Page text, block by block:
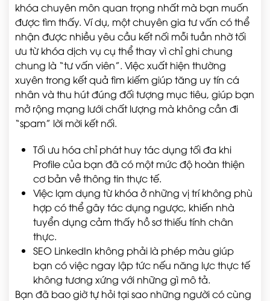
khóa chuyên môn quan trọng nhất mà bạn muốn
được tìm thấy. Ví dụ, một chuyên gia tư vấn có thể
nhận được nhiều yêu cầu kết nối mỗi tuần nhờ tối
ưu từ khóa dịch vụ cụ thể thay vì chỉ ghi chung
chung là “tư vấn viên”. Việc xuất hiện thường
xuyên trong kết quả tìm kiếm giúp tăng uy tín cá
nhân và thu hút đúng đối tượng mục tiêu, giúp bạn
mở rộng mạng lưới chất lượng mà không cần đi
“spam” lời mời kết nối.
Tối ưu hóa chỉ phát huy tác dụng tối đa khi
Profile của bạn đã có một mức độ hoàn thiện
cơ bản về thông tin thực tế.
Việc lạm dụng từ khóa ở những vị trí không phù
hợp có thể gây tác dụng ngược, khiến nhà
tuyển dụng cảm thấy hồ sơ thiếu tính chân
thực.
SEO LinkedIn không phải là phép màu giúp
bạn có việc ngay lập tức nếu năng lực thực tế
không tương xứng với những gì mô tả.
Bạn đã bao giờ tự hỏi tại sao những người có cùng